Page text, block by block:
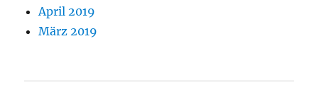
April 2019
März 2019